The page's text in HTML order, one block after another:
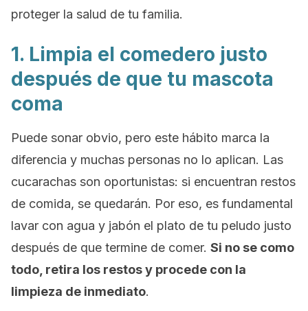
proteger la salud de tu familia.
1. Limpia el comedero justo
después de que tu mascota
coma
Puede sonar obvio, pero este hábito marca la
diferencia y muchas personas no lo aplican. Las
cucarachas son oportunistas: si encuentran restos
de comida, se quedarán. Por eso, es fundamental
lavar con agua y jabón el plato de tu peludo justo
después de que termine de comer. Si no se como
todo, retira los restos y procede con la
limpieza de inmediato.